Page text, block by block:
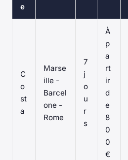
e
C
o
st
a
Marse
ille -
Barcel
one -
Rome
7
j
o
u
r
s
À
p
a
rt
ir
d
e
8
0
0
€